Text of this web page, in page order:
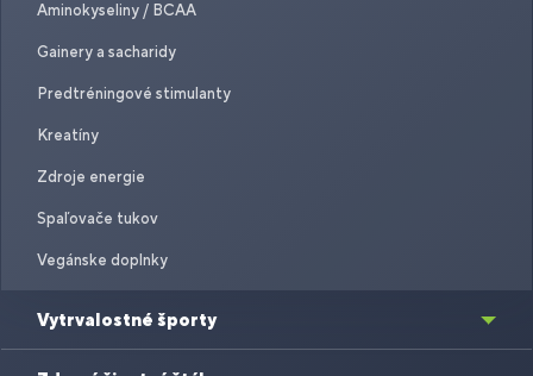
Aminokyseliny / BCAA
Gainery a sacharidy
Predtréningové stimulanty
Kreatíny
Zdroje energie
Spaľovače tukov
Vegánske doplnky
Vytrvalostné športy